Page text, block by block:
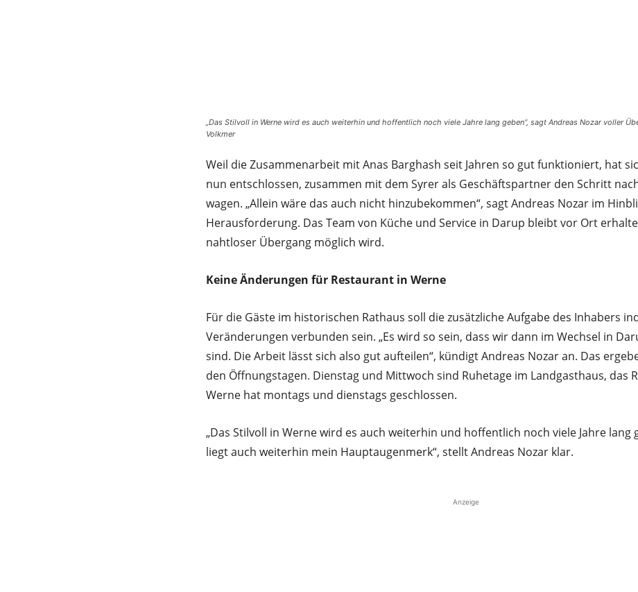
„Das Stilvoll in Werne wird es auch weiterhin und hoffentlich noch viele Jahre lang geben“, sagt Andreas Nozar voller
Volkmer
Weil die Zusammenarbeit mit Anas Barghash seit Jahren so gut funktioniert, hat
nun entschlossen, zusammen mit dem Syrer als Geschäftspartner den Schritt
wagen. „Allein wäre das auch nicht hinzubekommen“, sagt Andreas Nozar im
Herausforderung. Das Team von Küche und Service in Darup bleibt vor Ort
nahtloser Übergang möglich wird.
Keine Änderungen für Restaurant in Werne
Für die Gäste im historischen Rathaus soll die zusätzliche Aufgabe des Inhabers
Veränderungen verbunden sein. „Es wird so sein, dass wir dann im Wechsel in
sind. Die Arbeit lässt sich also gut aufteilen“, kündigt Andreas Nozar an. Das
den Öffnungstagen. Dienstag und Mittwoch sind Ruhetage im Landgasthaus, das
Werne hat montags und dienstags geschlossen.
„Das Stilvoll in Werne wird es auch weiterhin und hoffentlich noch viele Jahre lang
liegt auch weiterhin mein Hauptaugenmerk“, stellt Andreas Nozar klar.
Anzeige